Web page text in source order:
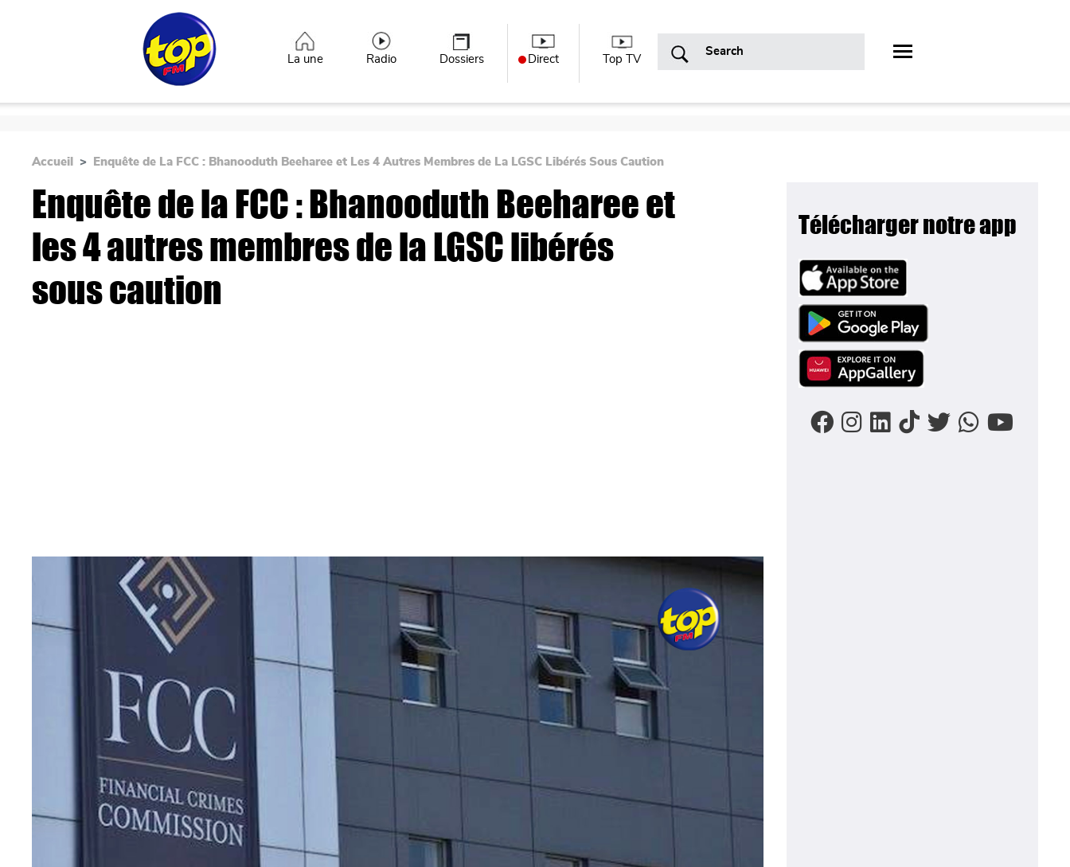
Top header menu
La une Radio Dossiers Direct Top TV
Accueil Enquête de La FCC : Bhanooduth Beeharee et Les 4 Autres Membres de La LGSC Libérés Sous Caution
Enquête de la FCC : Bhanooduth Beeharee et
les 4 autres membres de la LGSC libérés
sous caution
Télécharger notre app
Image
Image
Image